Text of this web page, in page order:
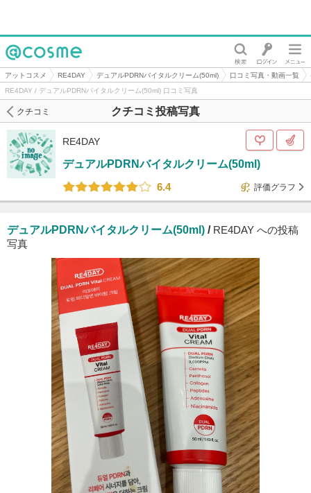
@cosme
アットコスメ RE4DAY デュアルPDRNバイタルクリーム(50ml) 口コミ写真・動画一覧
RE4DAY / デュアルPDRNバイタルクリーム(50ml) 口コミ写真
クチコミ投稿写真
クチコミ
RE4DAY
デュアルPDRNバイタルクリーム(50ml)
6.4
評価グラフ
デュアルPDRNバイタルクリーム(50ml) / RE4DAY への投稿
写真